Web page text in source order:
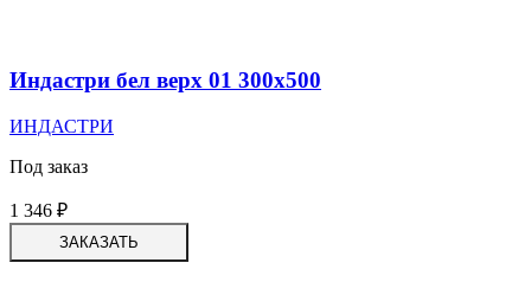
Индастри бел верх 01 300х500
ИНДАСТРИ
Под заказ
1 346 ₽
ЗАКАЗАТЬ